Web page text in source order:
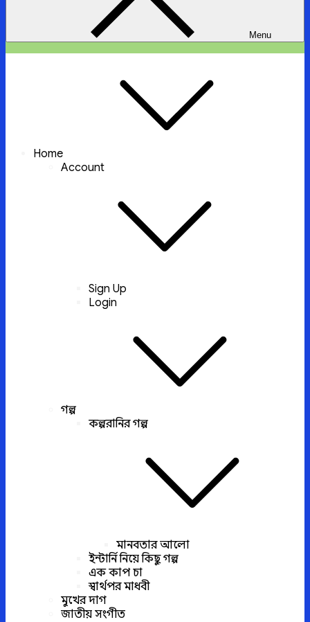
Menu
Home
Account
Sign Up
Login
গল্প
কল্পরানির গল্প
মানবতার আলো
ইন্টার্নি নিয়ে কিছু গল্প
এক কাপ চা
স্বার্থপর মাধবী
মুখের দাগ
জাতীয় সংগীত